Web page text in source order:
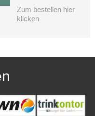
Zum bestellen hier
klicken